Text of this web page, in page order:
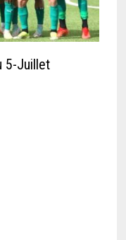
5-Juillet